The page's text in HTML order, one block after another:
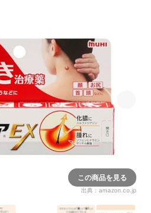
この商品を見る
出典： amazon.co.jp